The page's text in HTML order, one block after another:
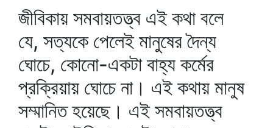
জীবিকায় সমবায়তত্ত্ব এই কথা বলে
যে, সত্যকে পেলেই মানুষের দৈন্য
ঘোচে, কোনো-একটা বাহ্য কর্মের
প্রক্রিয়ায় ঘোচে না। এই কথায় মানুষ
সম্মানিত হয়েছে। এই সমবায়তত্ত্ব